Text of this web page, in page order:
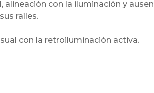
con la iluminación y
raíles.
con la retroiluminación activa.